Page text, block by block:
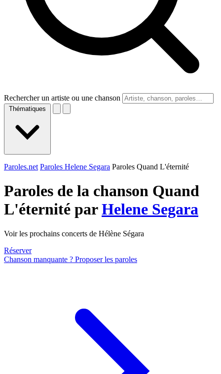
Rechercher un artiste ou une chanson
Thématiques
Paroles.net Paroles Helene Segara Paroles Quand L'éternité
Paroles de la chanson Quand
L'éternité parHelene Segara
Voir les prochains concerts de Hélène Ségara
Réserver
Chanson manquante ? Proposer les paroles